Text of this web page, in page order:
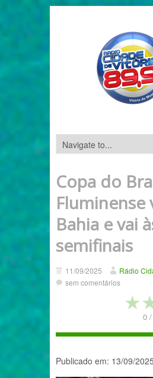
Copa do
Fluminense
Bahia e vai
semifinais
11/09/2025
Rádio
sem comentários
★
0 /
Publicado em: 13/09/